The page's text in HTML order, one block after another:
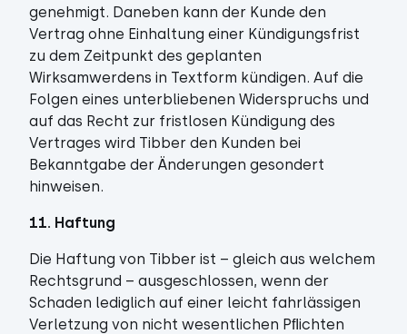
genehmigt. Daneben kann der Kunde den
Vertrag ohne Einhaltung einer Kündigungsfrist
zu dem Zeitpunkt des geplanten
Wirksamwerdens in Textform kündigen. Auf die
Folgen eines unterbliebenen Widerspruchs und
auf das Recht zur fristlosen Kündigung des
Vertrages wird Tibber den Kunden bei
Bekanntgabe der Änderungen gesondert
hinweisen.
11. Haftung
Die Haftung von Tibber ist – gleich aus welchem
Rechtsgrund – ausgeschlossen, wenn der
Schaden lediglich auf einer leicht fahrlässigen
Verletzung von nicht wesentlichen Pﬂichten